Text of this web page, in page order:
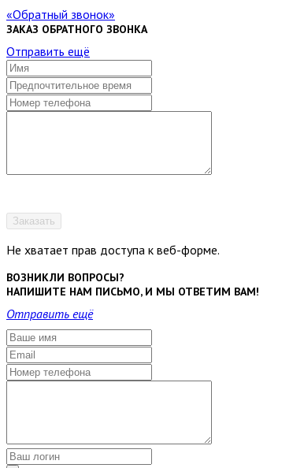
Обратный звонок
ЗАКАЗ ОБРАТНОГО ЗВОНКА
Отправить ещё
Заказать
Не хватает прав доступа к веб-форме.
ВОЗНИКЛИ ВОПРОСЫ?
НАПИШИТЕ НАМ ПИСЬМО, И МЫ ОТВЕТИМ ВАМ!
Отправить ещё